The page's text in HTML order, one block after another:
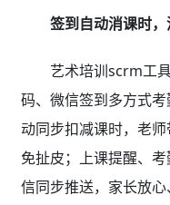
签到自动消课时
艺术培训scrm工
码、微信签到多方式
动同步扣减课时，老师
免扯皮；上课提醒、
信同步推送，家长放心